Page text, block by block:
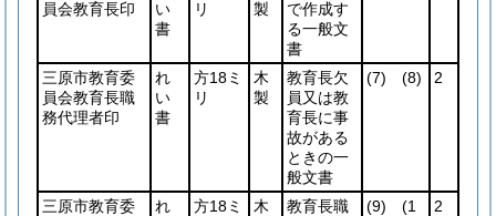
員会教育長印
い
書
リ
製
で作成す
る一般文
書
三原市教育委
員会教育長職
務代理者印
れ
い
書
方18ミ
リ
木
製
教育長欠
員又は教
育長に事
故がある
ときの一
般文書
(7) (8) 2
三原市教育委
れ
方18ミ
木
教育長職
(9)
(1
2